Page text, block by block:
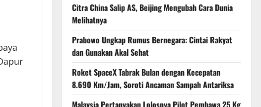
Citra China Salip AS, Beijing Mengubah Cara Dunia
Melihatnya
Prabowo Ungkap Rumus Bernegara: Cintai Rakyat
dan Gunakan Akal Sehat
Roket SpaceX Tabrak Bulan dengan Kecepatan
8.690 Km/Jam, Soroti Ancaman Sampah Antariksa
Malaysia Pertanyakan Lolosnya Pilot Pembawa 25 Kg